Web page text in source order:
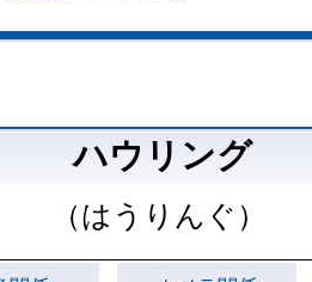
ハウリング
（はうりんぐ）